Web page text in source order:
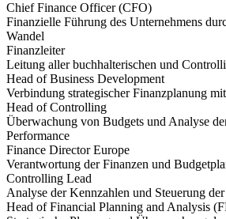
Chief Finance Officer (CFO)
Finanzielle Führung des Unternehmens
Wandel
Finanzleiter
Leitung aller buchhalterischen und
Head of Business Development
Verbindung strategischer Finanzplanung
Head of Controlling
Überwachung von Budgets und Analyse
Performance
Finance Director Europe
Verant­wortung der Finanzen und
Controlling Lead
Analyse der Kennzahlen und Steuerung
Head of Financial Planning and Analysis